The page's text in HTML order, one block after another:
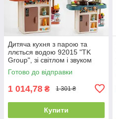
Дитяча кухня з парою та
ллється водою 92015 "TK
Group", зі світлом і звуком
(висота 63 см)
Готово до відправки
1 014,78 ₴ 1 301 ₴
Купити